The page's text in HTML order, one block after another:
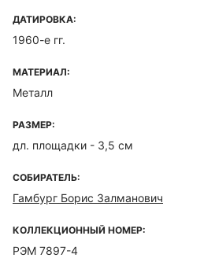
ДАТИРОВКА:
1960-е гг.
МАТЕРИАЛ:
Металл
РАЗМЕР:
дл. площадки - 3,5 см
СОБИРАТЕЛЬ:
Гамбург Борис Залманович
КОЛЛЕКЦИОННЫЙ НОМЕР:
РЭМ 7897-4